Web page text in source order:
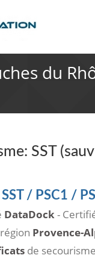
du
SST
/ PSC1 /
DataDock-
Provence-
de